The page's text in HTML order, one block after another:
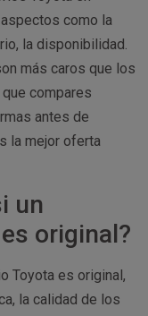
como la
la disponibilidad.
más caros que los
compares
antes de
la mejor oferta
un
original?
Toyota es original,
la calidad de los